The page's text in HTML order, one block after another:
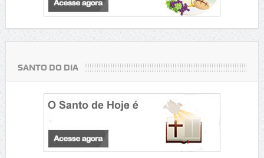
SANTO DO DIA